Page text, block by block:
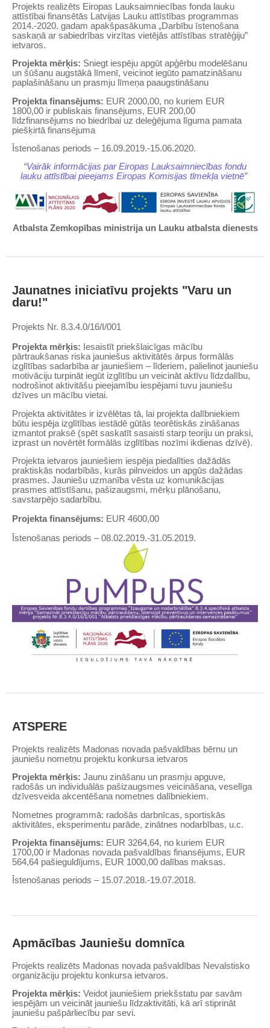
Projekts realizēts Eiropas Lauksaimniecības fonda lauku
attīstībai finansētās Latvijas Lauku attīstības programmas
2014.-2020. gadam apakšpasākuma „Darbību īstenošana
saskaņā ar sabiedrības virzītas vietējās attīstības stratēģiju”
ietvaros.
Projekta mērķis: Sniegt iespēju apgūt apģērbu modelēšanu
un šūšanu augstākā līmenī, veicinot iegūto pamatzināšanu
paplašināšanu un prasmju līmeņa paaugstināšanu
Projekta finansējums: EUR 2000,00, no kuriem EUR
1800,00 ir publiskais finansējums, EUR 200,00
līdzfinansējums no biedrībai uz deleģējuma līguma pamata
piešķirtā finansējuma
Īstenošanas periods – 16.09.2019.-15.06.2020.
“Vairāk informācijas par Eiropas Lauksaimniecības fondu
lauku attīstībai pieejams Eiropas Komisijas tīmekļa vietnē”
Atbalsta Zemkopības ministrija un Lauku atbalsta dienests
Jaunatnes iniciatīvu projekts "Varu un
daru!"
Projekts Nr. 8.3.4.0/16/I/001
Projekta mērķis: Iesaistīt priekšlaicīgas mācību
pārtraukšanas riska jauniešus aktivitātēs ārpus formālās
izglītības sadarbība ar jauniešiem – līderiem, palielinot jauniešu
motivāciju turpināt iegūt izglītību un veicināt aktīvu līdzdalību,
nodrošinot aktivitāšu pieejamību iespējami tuvu jauniešu
dzīves un mācību vietai.
Projekta aktivitātes ir izvēlētas tā, lai projekta dalībniekiem
būtu iespēja izglītības iestādē gūtās teorētiskās zināšanas
izmantot praksē (spēt saskatīt sasaisti starp teoriju un praksi,
izprast un novērtēt formālās izglītības nozīmi ikdienas dzīvē).
Projekta ietvaros jauniešiem iespēja piedalīties dažādās
praktiskās nodarbībās, kurās pilnveidos un apgūs dažādas
prasmes. Jauniešu uzmanība vēsta uz komunikācijas
prasmes attīstīšanu, pašizaugsmi, mērķu plānošanu,
savstarpējo sadarbību.
Projekta finansējums: EUR 4600,00
Īstenošanas periods – 08.02.2019.-31.05.2019.
ATSPERE
Projekts realizēts Madonas novada pašvaldības bērnu un
jauniešu nometņu projektu konkursa ietvaros
Projekta mērķis: Jaunu zināšanu un prasmju apguve,
radošās un individuālās pašizaugsmes veicināšana, veselīga
dzīvesveida akcentēšana nometnes dalībniekiem.
Nometnes programmā: radošās darbnīcas, sportiskās
aktivitātes, eksperimentu parāde, zinātnes nodarbības, u.c.
Projekta finansējums: EUR 3264,64, no kuriem EUR
1700,00 ir Madonas novada pašvaldības finansējums, EUR
564,64 pašieguldījums, EUR 1000,00 dalības maksas.
Īstenošanas periods – 15.07.2018.-19.07.2018.
Apmācības Jauniešu domnīca
Projekts realizēts Madonas novada pašvaldības Nevalstisko
organizāciju projektu konkursa ietvaros.
Projekta mērķis: Veidot jauniešiem priekšstatu par savām
iespējām un veicināt jauniešu līdzaktivitāti, kā arī stiprināt
jauniešu pašpārliecību par sevi.